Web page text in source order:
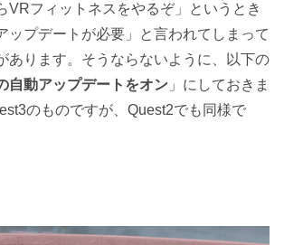
VRフィットネスをやるぞ」というとき
ップデートが必要」と言われてしまって
あります。そうならないように、以下の
自動アップデートをオン 」にしておきま
のものですが、Quest2でも同様で